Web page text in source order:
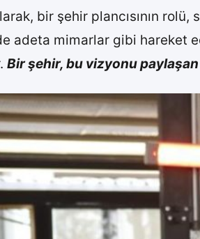
bir şehir plancısının
adeta mimarlar gibi hareket
Bir şehir, bu vizyonu paylaşan